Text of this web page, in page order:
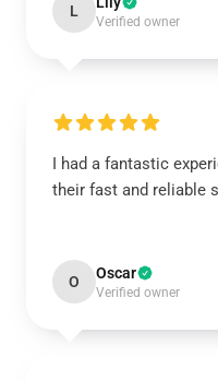
L
Verified owner
I had a fantastic
their fast and reliable
O Oscar
Verified owner